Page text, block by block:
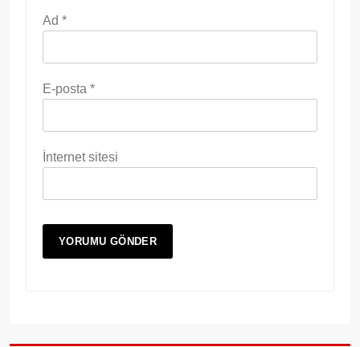
Ad *
E-posta *
İnternet sitesi